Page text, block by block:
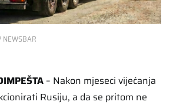
NEWSBAR
– Nakon mjeseci vijećanja
Rusiju, a da se pritom ne